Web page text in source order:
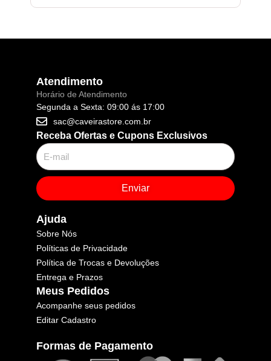
Atendimento
Horário de Atendimento
Segunda a Sexta: 09:00 ás 17:00
sac@caveirastore.com.br
Receba Ofertas e Cupons Exclusivos
Enviar
Ajuda
Sobre Nós
Políticas de Privacidade
Política de Trocas e Devoluções
Entrega e Prazos
Meus Pedidos
Acompanhe seus pedidos
Editar Cadastro
Formas de Pagamento